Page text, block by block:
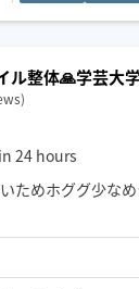
ル整体🙏学芸大
24 hours
ためホググ少な
れば時間作れま